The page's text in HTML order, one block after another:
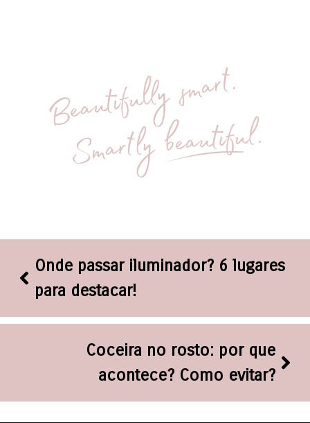
Onde passar iluminador? 6 lugares
para destacar!
Coceira no rosto: por que
acontece? Como evitar?